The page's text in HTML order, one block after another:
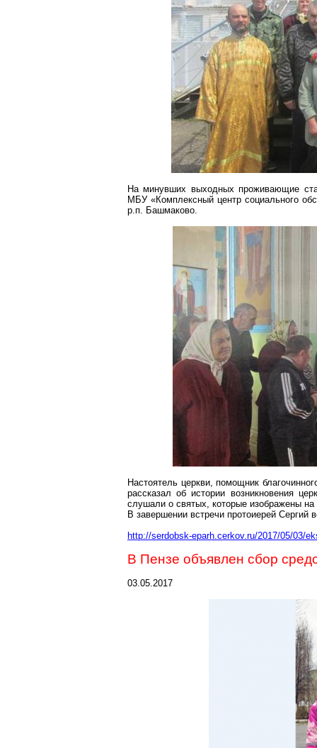
На минувших выходных проживающие
МБУ «Комплексный центр социального
р.п. Башмаково.
Настоятель церкви, помощник
рассказал об истории возникновения
слушали о святых, которые изображены на
В завершении встречи протоиерей
http://serdobsk-eparh.cerkov.ru/2017/05/03/
В Пензе объявлен сбор сре
03.05.2017